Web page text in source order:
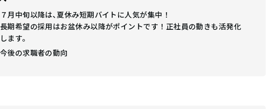
７月中旬以降は､夏休み短期バイトに人気が集中！
長期希望の採用はお盆休み以降がポイントです！正社員の動きも活発化
します。
今後の求職者の動向